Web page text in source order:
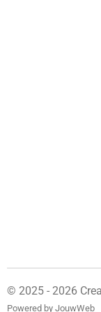
© 2025 - 2026
Powered by JouwWeb